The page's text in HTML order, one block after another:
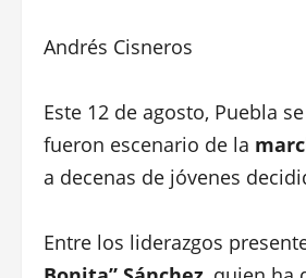
Andrés Cisneros
Este 12 de agosto, Puebla
fueron escenario de la
a decenas de jóvenes
Entre los liderazgos